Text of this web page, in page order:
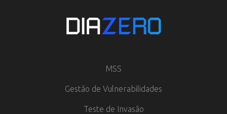
MSS
Gestão de Vulnerabilidades
Teste de Invasão